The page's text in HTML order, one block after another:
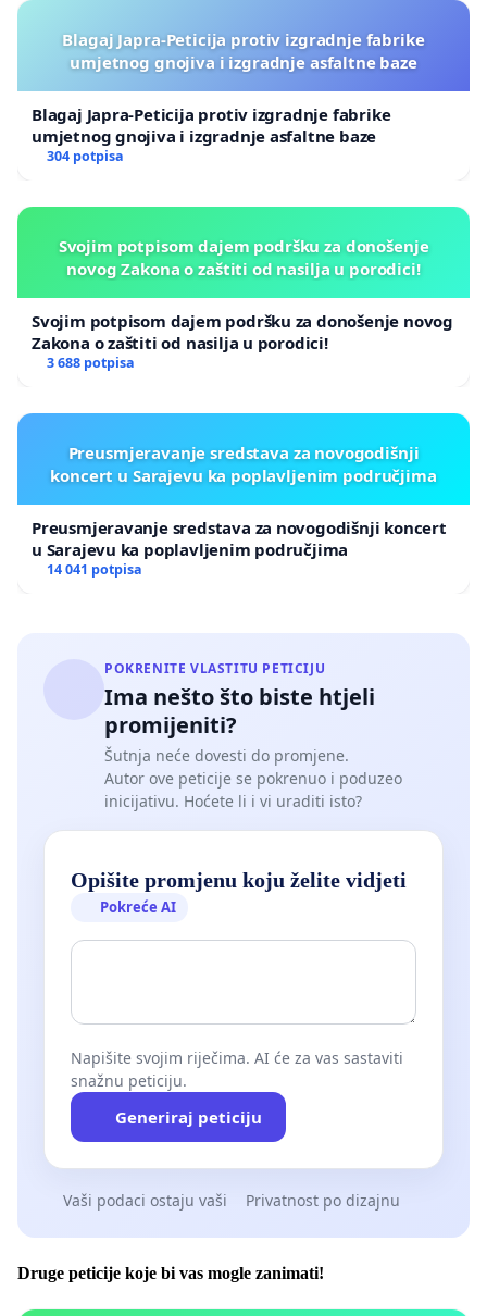
Blagaj Japra-Peticija protiv izgradnje fabrike
umjetnog gnojiva i izgradnje asfaltne baze
Blagaj Japra-Peticija protiv izgradnje fabrike
umjetnog gnojiva i izgradnje asfaltne baze
304 potpisa
Svojim potpisom dajem podršku za donošenje
novog Zakona o zaštiti od nasilja u porodici!
Svojim potpisom dajem podršku za donošenje novog
Zakona o zaštiti od nasilja u porodici!
3 688 potpisa
Preusmjeravanje sredstava za novogodišnji
koncert u Sarajevu ka poplavljenim područjima
Preusmjeravanje sredstava za novogodišnji koncert
u Sarajevu ka poplavljenim područjima
14 041 potpisa
POKRENITE VLASTITU PETICIJU
Ima nešto što biste htjeli
promijeniti?
Šutnja neće dovesti do promjene.
Autor ove peticije se pokrenuo i poduzeo
inicijativu. Hoćete li i vi uraditi isto?
Opišite promjenu koju želite vidjeti
Pokreće AI
Napišite svojim riječima. AI će za vas sastaviti
snažnu peticiju.
Generiraj peticiju
Vaši podaci ostaju vaši Privatnost po dizajnu
Druge peticije koje bi vas mogle zanimati!